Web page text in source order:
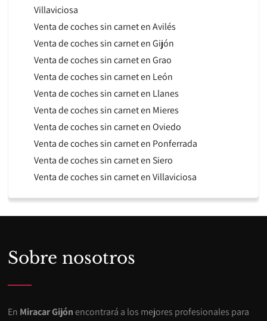
Villaviciosa
Venta de coches sin carnet en Avilés
Venta de coches sin carnet en Gijón
Venta de coches sin carnet en Grao
Venta de coches sin carnet en León
Venta de coches sin carnet en Llanes
Venta de coches sin carnet en Mieres
Venta de coches sin carnet en Oviedo
Venta de coches sin carnet en Ponferrada
Venta de coches sin carnet en Siero
Venta de coches sin carnet en Villaviciosa
Sobre nosotros
En Miracar Gijónencontrará a los mejores profesionales para